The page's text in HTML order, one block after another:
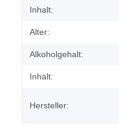
Inhalt:
Alter:
Alkoholgehalt:
Inhalt:
Hersteller: